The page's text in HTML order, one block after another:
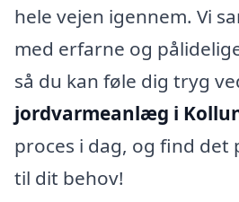
hele vejen igennem. Vi
med erfarne og
så du kan føle dig tryg
jordvarmeanlæg i
proces i dag, og find
til dit behov!